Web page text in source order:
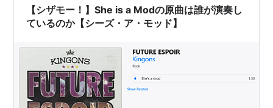
ーバイスジーンズを…
【シザモー！】She is a Modの原曲は誰が演奏し
ているのか【シーズ・ア・モッド】